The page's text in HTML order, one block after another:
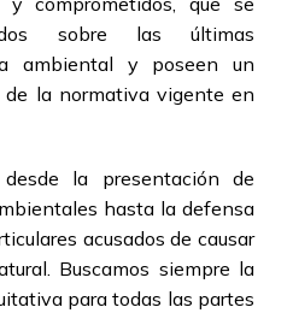
sobre las últimas
ambiental y poseen un
la normativa vigente en
la presentación de
hasta la defensa
acusados de causar
Buscamos siempre la
para todas las partes